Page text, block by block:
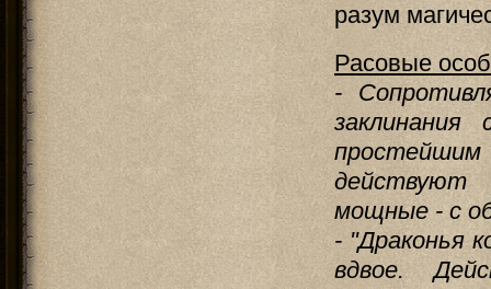
разум
Расовые
-
простейшим
действуют
мощные - с
- "Драконья
вдвое.